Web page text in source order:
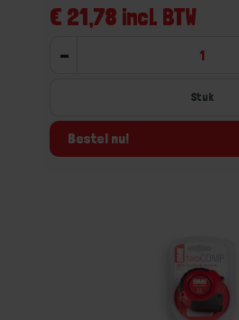
€ 21,78 incl. BTW
-
Stuk
Bestel nu!